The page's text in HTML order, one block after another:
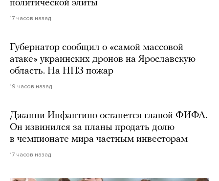
политической элиты
17 часов назад
Губернатор сообщил о «самой массовой
атаке» украинских дронов на Ярославскую
область. На НПЗ пожар
19 часов назад
Джанни Инфантино останется главой ФИФА.
Он извинился за планы продать долю
в чемпионате мира частным инвесторам
17 часов назад